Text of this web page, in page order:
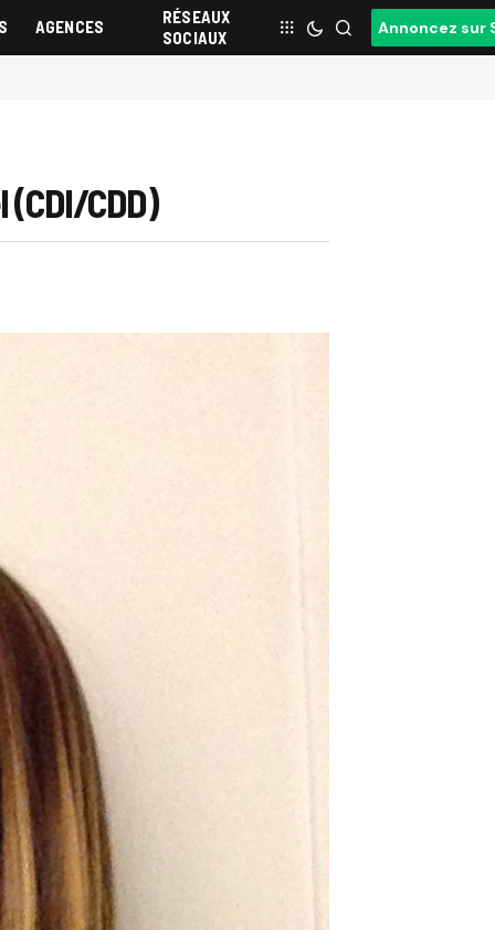
AGENCES
RÉSEAUX
SOCIAUX
Annoncez sur
CDD)